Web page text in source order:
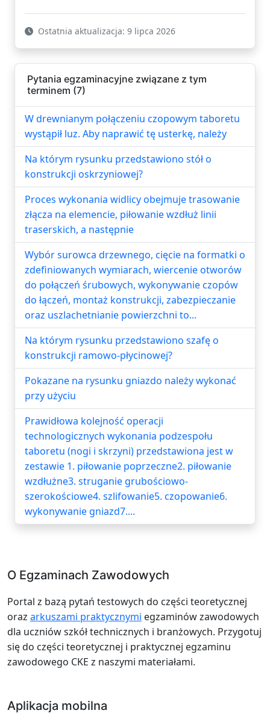
Ostatnia aktualizacja: 9 lipca 2026
Pytania egzaminacyjne związane z tym
terminem (7)
W drewnianym połączeniu czopowym taboretu
wystąpił luz. Aby naprawić tę usterkę, należy
Na którym rysunku przedstawiono stół o
konstrukcji oskrzyniowej?
Proces wykonania widlicy obejmuje trasowanie
złącza na elemencie, piłowanie wzdłuż linii
traserskich, a następnie
Wybór surowca drzewnego, cięcie na formatki o
zdefiniowanych wymiarach, wiercenie otworów
do połączeń śrubowych, wykonywanie czopów
do łączeń, montaż konstrukcji, zabezpieczanie
oraz uszlachetnianie powierzchni to...
Na którym rysunku przedstawiono szafę o
konstrukcji ramowo-płycinowej?
Pokazane na rysunku gniazdo należy wykonać
przy użyciu
Prawidłowa kolejność operacji
technologicznych wykonania podzespołu
taboretu (nogi i skrzyni) przedstawiona jest w
zestawie 1. piłowanie poprzeczne2. piłowanie
wzdłużne3. struganie grubościowo-
szerokościowe4. szlifowanie5. czopowanie6.
wykonywanie gniazd7....
O Egzaminach Zawodowych
Portal z bazą pytań testowych do części teoretycznej
oraz arkuszami praktycznymi egzaminów zawodowych
dla uczniów szkół technicznych i branżowych. Przygotuj
się do części teoretycznej i praktycznej egzaminu
zawodowego CKE z naszymi materiałami.
Aplikacja mobilna